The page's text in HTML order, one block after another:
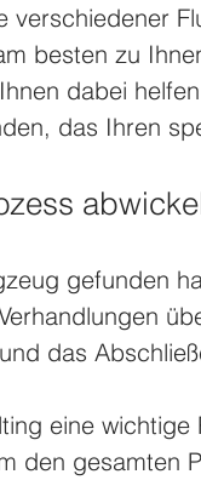
verschiedener
besten zu
dabei
das Ihren
gefunden
das
eine
den gesamten